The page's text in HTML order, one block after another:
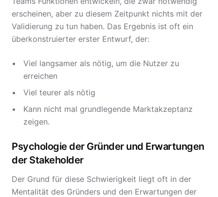
erscheinen, aber zu diesem Zeitpunkt nichts mit der
Validierung zu tun haben. Das Ergebnis ist oft ein
überkonstruierter erster Entwurf, der:
Viel langsamer als nötig, um die Nutzer zu
erreichen
Viel teurer als nötig
Kann nicht mal grundlegende Marktakzeptanz
zeigen.
Psychologie der Gründer und Erwartungen
der Stakeholder
Der Grund für diese Schwierigkeit liegt oft in der
Mentalität des Gründers und den Erwartungen der